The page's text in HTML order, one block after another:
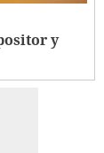
y